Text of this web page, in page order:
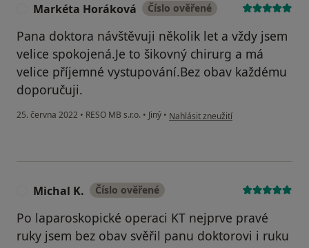
Markéta Horáková Číslo ověřené
Pana doktora návštěvuji několik let a vždy jsem
velice spokojená.Je to šikovný chirurg a má
velice příjemné vystupování.Bez obav každému
doporučuji.
25. června 2022 • RESO MB s.r.o. • Jiný • podle názoru uživatele Markéta
Nahlásit zneužití
Michal K. Číslo ověřené
Po laparoskopické operaci KT nejprve pravé
ruky jsem bez obav svěřil panu doktorovi i ruku